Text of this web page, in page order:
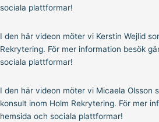
sociala plattformar!
I den här videon möter vi Kerstin Wejlid
Rekrytering. För mer information besök
sociala plattformar!
I den här videon möter vi Micaela Olsson
konsult inom Holm Rekrytering. För mer
hemsida och sociala plattformar!